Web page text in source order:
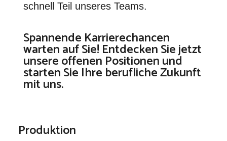
schnell Teil unseres Teams.
Spannende Karrierechancen
warten auf Sie! Entdecken Sie jetzt
unsere offenen Positionen und
starten Sie Ihre berufliche Zukunft
mit uns.
Produktion